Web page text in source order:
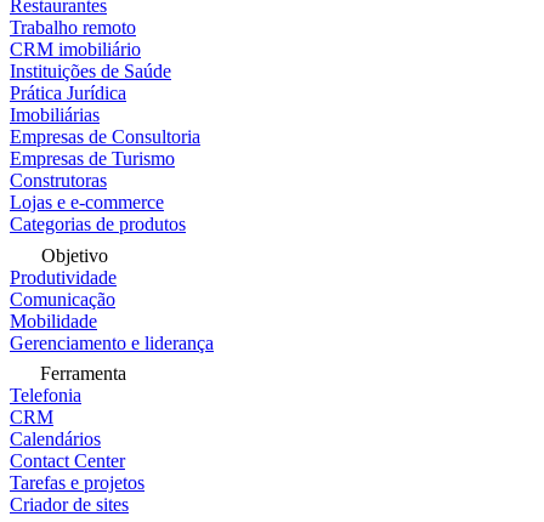
Restaurantes
Trabalho remoto
CRM imobiliário
Instituições de Saúde
Prática Jurídica
Imobiliárias
Empresas de Consultoria
Empresas de Turismo
Construtoras
Lojas e e-commerce
Categorias de produtos
Objetivo
Produtividade
Comunicação
Mobilidade
Gerenciamento e liderança
Ferramenta
Telefonia
CRM
Calendários
Contact Center
Tarefas e projetos
Criador de sites